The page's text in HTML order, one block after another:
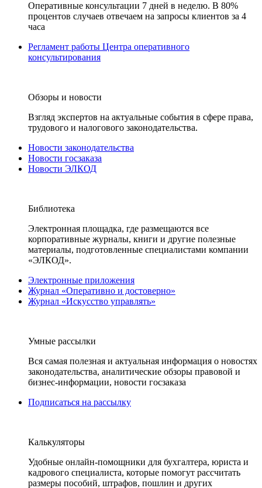
Оперативные консультации 7 дней в неделю. В 80%
процентов случаев отвечаем на запросы клиентов за 4
часа
Регламент работы Центра оперативного
консультирования
Обзоры и новости
Взгляд экспертов на актуальные события в сфере права,
трудового и налогового законодательства.
Новости законодательства
Новости госзаказа
Новости ЭЛКОД
Библиотека
Электронная площадка, где размещаются все
корпоративные журналы, книги и другие полезные
материалы, подготовленные специалистами компании
«ЭЛКОД».
Электронные приложения
Журнал «Оперативно и достоверно»
Журнал «Искусство управлять»
Умные рассылки
Вся самая полезная и актуальная информация о новостях
законодательства, аналитические обзоры правовой и
бизнес-информации, новости госзаказа
Подписаться на рассылку
Калькуляторы
Удобные онлайн-помощники для бухгалтера, юриста и
кадрового специалиста, которые помогут рассчитать
размеры пособий, штрафов, пошлин и других